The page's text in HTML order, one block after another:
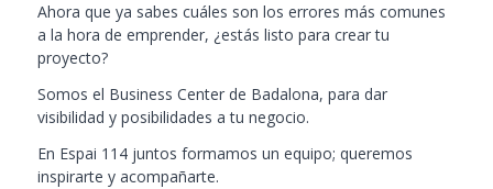
Ahora que ya sabes cuáles son los errores más comunes
a la hora de emprender, ¿estás listo para crear tu
proyecto?
Somos el Business Center de Badalona, para dar
visibilidad y posibilidades a tu negocio.
En Espai 114juntos formamos un equipo; queremos
inspirarte y acompañarte.